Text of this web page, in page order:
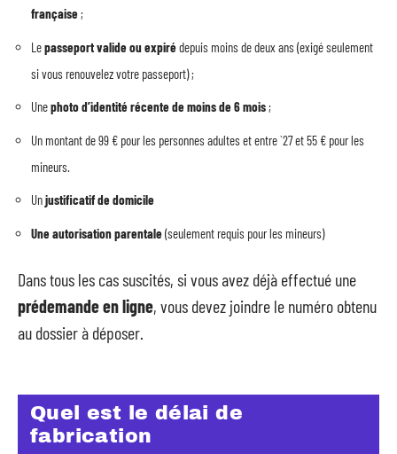
française;
Lepasseport valide ou expirédepuis moins de deux ans (exigé seulement
si vous renouvelez votre passeport) ;
Unephoto d’identité récente de moins de 6 mois;
Un montant de 99 € pour les personnes adultes et entre `27 et 55 € pour les
mineurs.
Unjustificatif de domicile
Une autorisation parentale(seulement requis pour les mineurs)
Dans tous les cas suscités, si vous avez déjà effectué une
prédemande en ligne, vous devez joindre le numéro obtenu
au dossier à déposer.
Quel est le délai de
fabrication